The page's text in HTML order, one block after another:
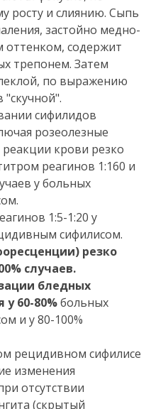
росту и слиянию. Сыпь
застойно медно-
оттенком, содержит
трепонем. Затем
по выражению
"скучной".
сифилидов
розеолезные
крови резко
реагинов 1:160 и
у больных
1:5-1:20 у
сифилисом.
резко
случаев.
бледных
60-80%больных
и у 80-100%
рецидивном сифилисе
изменения
отсутствии
(скрытый